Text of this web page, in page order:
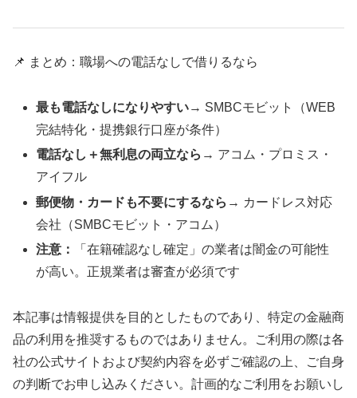
📌 まとめ：職場への電話なしで借りるなら
最も電話なしになりやすい→ SMBCモビット（WEB
完結特化・提携銀行口座が条件）
電話なし＋無利息の両立なら → アコム・プロミス・
アイフル
郵便物・カードも不要にするなら → カードレス対応
会社（SMBCモビット・アコム）
注意：
「在籍確認なし確定」の業者は闇金の可能性
が高い。正規業者は審査が必須です
本記事は情報提供を目的としたものであり、特定の金融商
品の利用を推奨するものではありません。ご利用の際は各
社の公式サイトおよび契約内容を必ずご確認の上、ご自身
の判断でお申し込みください。計画的なご利用をお願いし